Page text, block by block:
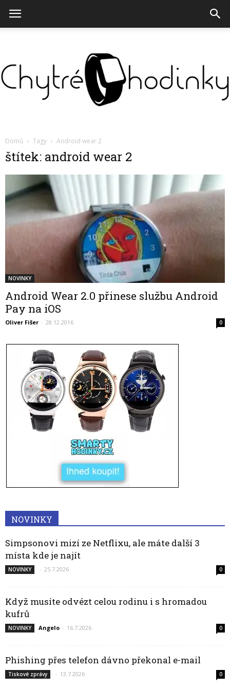
hodinky
Domů Tagy Android wear 2
štítek: android wear 2
NOVINKY
Android Wear 2.0 přinese službu Android
Pay na iOS
Oliver Fišer - 28.12.2016 0
NOVINKY
Simpsonovi mizí ze Netflixu, ale máte další 3
místa kde je najít
NOVINKY - 25.7.2026 0
Když musíte odvézt celou rodinu i s hromadou
kufrů
NOVINKY Angelo - 16.7.2026 0
Phishing přes telefon dávno překonal e-mail
Tiskové zprávy - 13.7.2026 0